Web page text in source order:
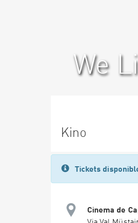
We
Kino
Tickets
Cinema de